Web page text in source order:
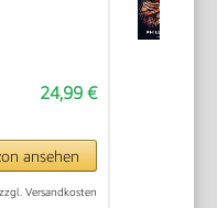
24,99 €
ansehen
Versandkosten